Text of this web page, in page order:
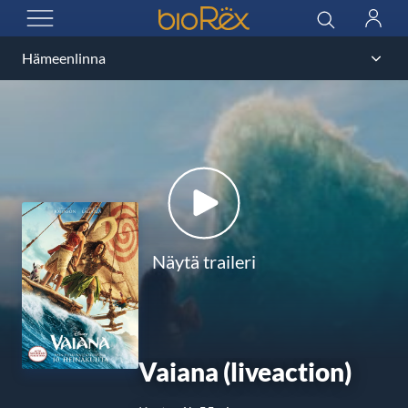
AVAA VALIKKO
BioRex Cinemas Haku
Näytä traileri
Vaiana (liveaction)